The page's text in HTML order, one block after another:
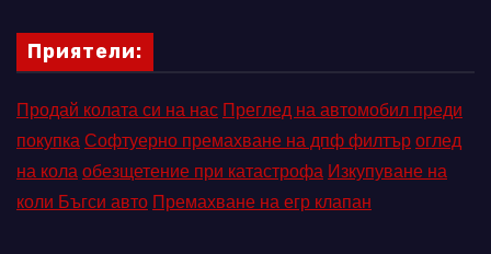
Приятели:
Продай колата си на нас Преглед на автомобил преди
покупкаСофтуерно премахване на дпф филтъроглед
на колаобезщетение при катастрофа Изкупуване на
коли Бъгси авто Премахване на егр клапан